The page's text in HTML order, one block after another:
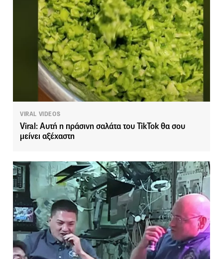
VIRAL VIDEOS
Viral: Aυτή η πράσινη σαλάτα του TikTok θα σου
μείνει αξέχαστη